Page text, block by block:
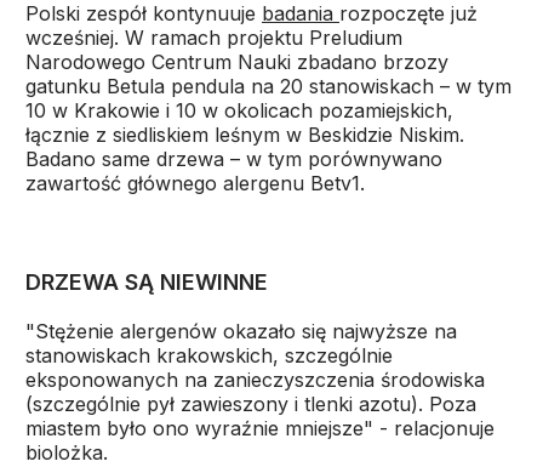
Polski zespół kontynuuje badania rozpoczęte już
wcześniej. W ramach projektu Preludium
Narodowego Centrum Nauki zbadano brzozy
gatunku Betula pendula na 20 stanowiskach – w tym
10 w Krakowie i 10 w okolicach pozamiejskich,
łącznie z siedliskiem leśnym w Beskidzie Niskim.
Badano same drzewa – w tym porównywano
zawartość głównego alergenu Betv1.
DRZEWA SĄ NIEWINNE
"Stężenie alergenów okazało się najwyższe na
stanowiskach krakowskich, szczególnie
eksponowanych na zanieczyszczenia środowiska
(szczególnie pył zawieszony i tlenki azotu). Poza
miastem było ono wyraźnie mniejsze" - relacjonuje
biolożka.